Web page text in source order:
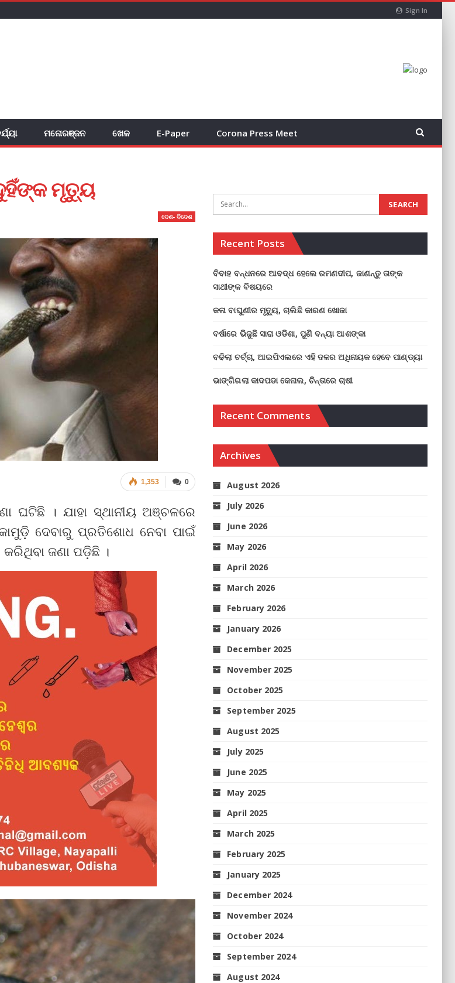
Sign In
ମନୋରଞ୍ଜନ ଖେଳ E-Paper Corona Press Meet
ମୃତ୍ୟୁ
ଦେଶ- ବିଦେଶ
0
1,353
ଘଟିଛି । ଯାହା ସ୍ଥାନୀୟ ଅଞ୍ଚଳରେ
ଦେବାରୁ ପ୍ରତିଶୋଧ ନେବା ପାଇଁ
ଜଣା ପଡ଼ିଛି ।
Recent Posts
ବିବାହ ବନ୍ଧନରେ ଆବଦ୍ଧ ହେଲେ ରମଣଦୀପ, ଜାଣନ୍ତୁ ତାଙ୍କ
ସାଥୀଙ୍କ ବିଷୟରେ
କଳା ବାଘୁଣୀର ମୃତ୍ୟୁ, ଚାଲିଛି କାରଣ ଖୋଜା
ବର୍ଷାରେ ଭିଜୁଛି ସାରା ଓଡିଶା, ପୁଣି ବନ୍ୟା ଆଶଙ୍କା
ବଢିଲା ଚର୍ଚ୍ଚା, ଆଇପିଏଲରେ ଏହି ଦଳର ଅଧିନାୟକ ହେବେ ପାଣ୍ଡ୍ୟା
ଭାଙ୍ଗିଗଲା କାଦପଡା କେନାଲ, ଚିନ୍ତାରେ ଚାଷୀ
Recent Comments
Archives
August 2026
July 2026
June 2026
May 2026
April 2026
March 2026
February 2026
January 2026
December 2025
November 2025
October 2025
September 2025
August 2025
July 2025
June 2025
May 2025
April 2025
March 2025
February 2025
January 2025
December 2024
November 2024
October 2024
September 2024
August 2024